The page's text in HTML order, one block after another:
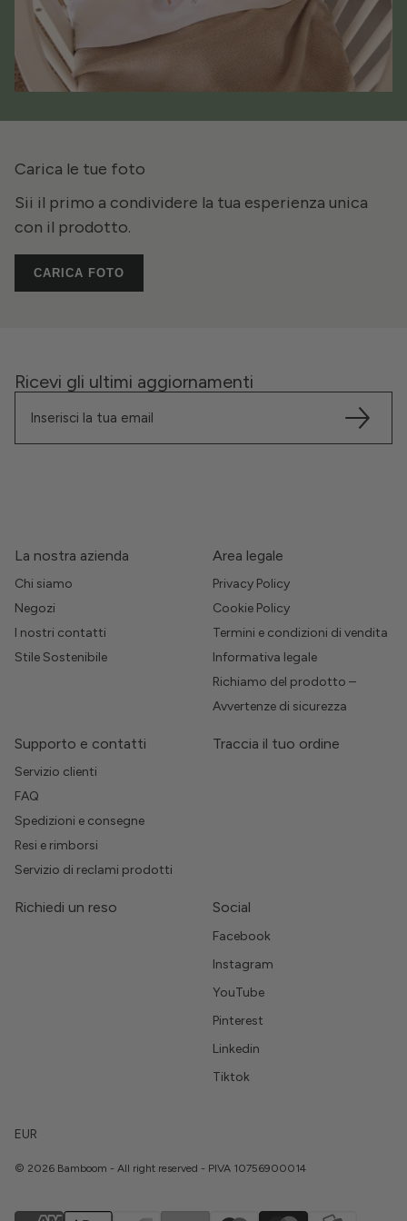
Carica le tue foto
Sii il primo a condividere la tua esperienza unica
con il prodotto.
CARICA FOTO
Ricevi gli ultimi aggiornamenti
La nostra azienda
Chi siamo
Negozi
I nostri contatti
Stile Sostenibile
Area legale
Privacy Policy
Cookie Policy
Termini e condizioni di vendita
Informativa legale
Richiamo del prodotto –
Avvertenze di sicurezza
Supporto e contatti
Servizio clienti
FAQ
Spedizioni e consegne
Resi e rimborsi
Servizio di reclami prodotti
Traccia il tuo ordine
Richiedi un reso Social
Facebook
Instagram
YouTube
Pinterest
Linkedin
Tiktok
EUR
© 2026 Bamboom - All right reserved - PIVA 10756900014